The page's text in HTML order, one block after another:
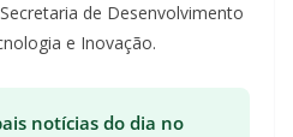
de Desenvolvimento
e Inovação.
notícias do dia no